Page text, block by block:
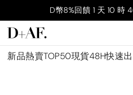
D幣8%回饋 1 天 10 時
新品熱賣TOP50現貨48H快速